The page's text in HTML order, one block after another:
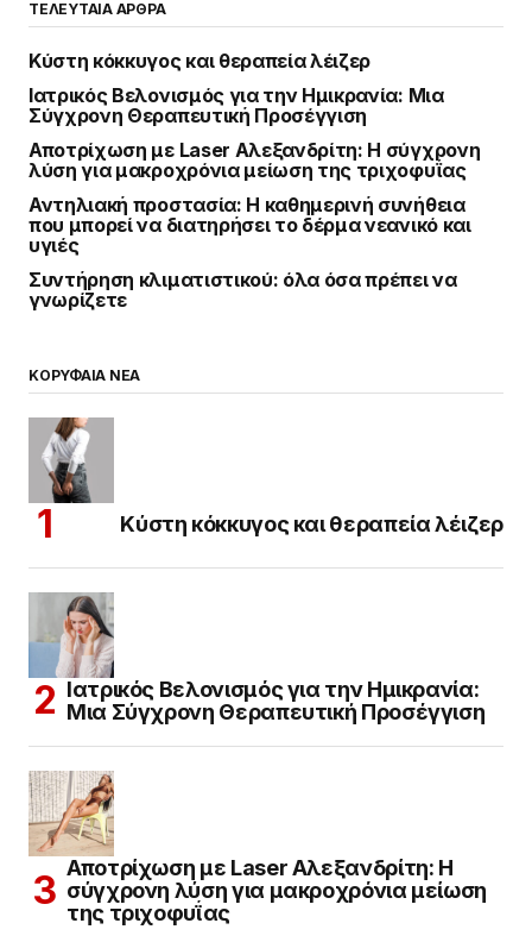
ΤΕΛΕΥΤΑΙΑ ΑΡΘΡΑ
Κύστη κόκκυγος και θεραπεία λέιζερ
Ιατρικός Βελονισμός για την Ημικρανία: Μια
Σύγχρονη Θεραπευτική Προσέγγιση
Αποτρίχωση με Laser Αλεξανδρίτη: Η σύγχρονη
λύση για μακροχρόνια μείωση της τριχοφυΐας
Αντηλιακή προστασία: Η καθημερινή συνήθεια
που μπορεί να διατηρήσει το δέρμα νεανικό και
υγιές
Συντήρηση κλιματιστικού: όλα όσα πρέπει να
γνωρίζετε
ΚΟΡΥΦΑΙΑ ΝΕΑ
Κύστη κόκκυγος και θεραπεία λέιζερ
Ιατρικός Βελονισμός για την Ημικρανία:
Μια Σύγχρονη Θεραπευτική Προσέγγιση
Αποτρίχωση με Laser Αλεξανδρίτη: Η
σύγχρονη λύση για μακροχρόνια μείωση
της τριχοφυΐας